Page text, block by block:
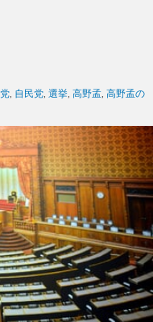
自民党 選挙 高野孟 高野孟の